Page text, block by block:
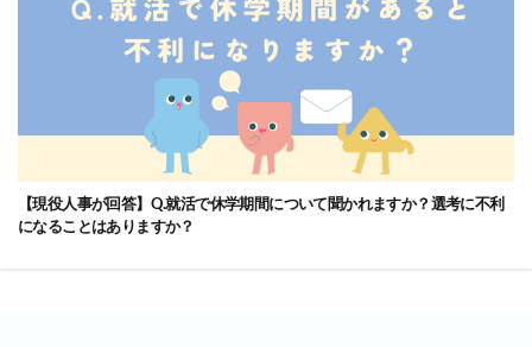
【現役人事が回答】Q.就活で休学期間について聞かれますか？選考に不利
になることはありますか？